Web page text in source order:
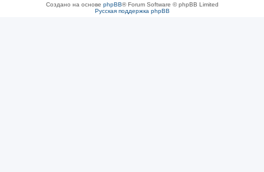
Создано на основе phpBB® Forum Software © phpBB Limited
Русская поддержка phpBB